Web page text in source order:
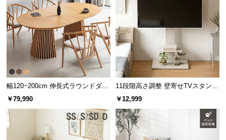
幅120~200cm 伸長式ラウンドダイ
ニングテーブル 6人掛け 天然木突
板 美しい格子デザイン
￥79,990
11段階高さ調整 壁寄せTVスタンド
キャスター付き 上下左右角度調節
￥12,999